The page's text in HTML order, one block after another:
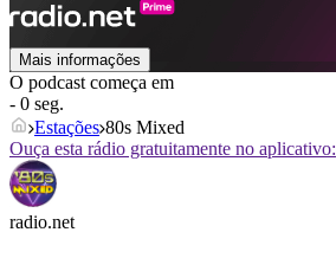
Mais informações
O podcast começa em
- 0 seg.
Estações 80s Mixed
Ouça esta rádio gratuitamente no aplicativo:
radio.net